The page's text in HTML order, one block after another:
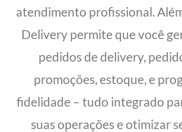
atendimento profissional.
Delivery permite que você
pedidos de delivery,
promoções, estoque, e
fidelidade – tudo integrado
suas operações e otimizar